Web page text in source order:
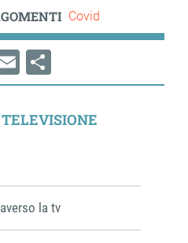
Covid
Share
la tv